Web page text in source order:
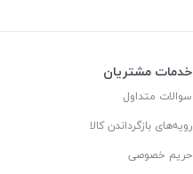
خدمات مشتریان
سوالات متداول
رویه‌های بازگرداندن کالا
حریم خصوصی